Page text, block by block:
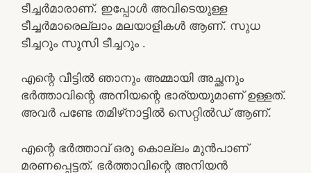
ടീച്ചർമാരാണ്. ഇപ്പോൾ അവിടെയുള്ള
ടീച്ചർമാരെല്ലാം മലയാളികൾ ആണ്. സുധ
ടീച്ചറും സൂസി ടീച്ചറും .
എന്റെ വീട്ടിൽ ഞാനും അമ്മായി അച്ഛനും
ഭർത്താവിന്റെ അനിയന്റെ ഭാര്യയുമാണ് ഉള്ളത്.
അവർ പണ്ടേ തമിഴ്‌നാട്ടിൽ സെറ്റിൽഡ് ആണ്.
എന്റെ ഭർത്താവ് ഒരു കൊല്ലം മുൻപാണ്
മരണപ്പെട്ടത്. ഭർത്താവിന്റെ അനിയൻ